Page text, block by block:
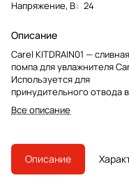
Напряжение, В: 24
Описание
Carel KITDRAIN01 — сливная
помпа для увлажнителя
Используется для
принудительного отвода
при ремонте или замене
штатного насосного узла.
Все описание
Описание